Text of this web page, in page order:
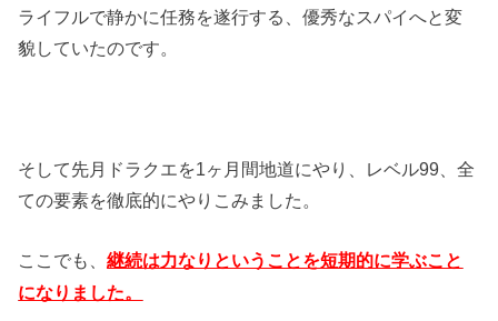
ライフルで静かに任務を遂行する、優秀なスパイへと変
貌していたのです。
そして先月ドラクエを1ヶ月間地道にやり、レベル99、全
ての要素を徹底的にやりこみました。
ここでも、継続は力なりということを短期的に学ぶこと
になりました。